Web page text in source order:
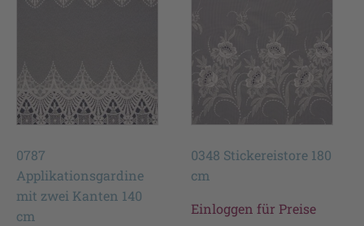
0787
Applikationsgardine
mit zwei Kanten 140
cm
0348 Stickereistore 180
cm
Einloggen für Preise